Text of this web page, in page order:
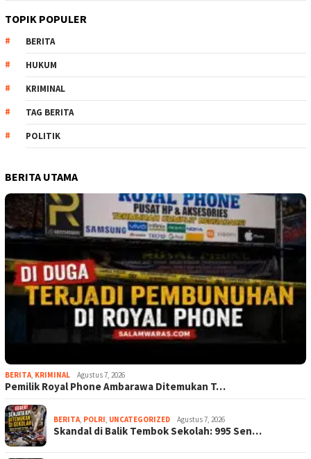
TOPIK POPULER
BERITA
HUKUM
KRIMINAL
TAG BERITA
POLITIK
BERITA UTAMA
BERITA KRIMINAL Agustus 7, 2026
Pemilik Royal Phone Ambarawa Ditemukan T…
BERITA POLRI UNCATEGORIZED Agustus 7, 2026
Skandal di Balik Tembok Sekolah: 995 Sen…